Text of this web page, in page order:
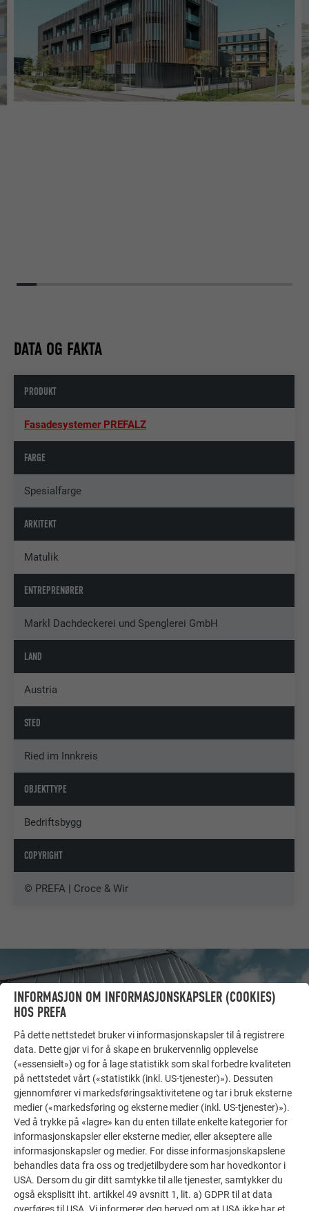
DATA OG FAKTA
PRODUKT
Fasadesystemer PREFALZ
FARGE
Spesialfarge
ARKITEKT
Matulik
ENTREPRENØRER
Markl Dachdeckerei und Spenglerei GmbH
LAND
Austria
STED
Ried im Innkreis
OBJEKTTYPE
Bedriftsbygg
COPYRIGHT
© PREFA | Croce & Wir
FÅ INSPIRASJON!
FLERE OBJEKTER
PREFA referansegalleri viser hvor allsidig aluminium
kan brukes. Oppdag flere imponerende prosjekter med
INFORMASJON OM INFORMASJONSKAPSLER (COOKIES)
HOS PREFA
På dette nettstedet bruker vi informasjonskapsler til å registrere
data. Dette gjør vi for å skape en brukervennlig opplevelse
(«essensielt») og for å lage statistikk som skal forbedre kvaliteten
på nettstedet vårt («statistikk (inkl. US-tjenester)»). Dessuten
gjennomfører vi markedsføringsaktivitetene og tar i bruk eksterne
medier («markedsføring og eksterne medier (inkl. US-tjenester)»).
Ved å trykke på «lagre» kan du enten tillate enkelte kategorier for
informasjonskapsler eller eksterne medier, eller akseptere alle
informasjonskapsler og medier. For disse informasjonskapslene
behandles data fra oss og tredjetilbydere som har hovedkontor i
USA. Dersom du gir ditt samtykke til alle tjenester, samtykker du
også eksplisitt iht. artikkel 49 avsnitt 1, lit. a) GDPR til at data